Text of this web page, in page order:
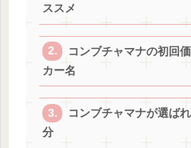
ススメ
コンブチャマナの初回
カー名
コンブチャマナが選ば
分